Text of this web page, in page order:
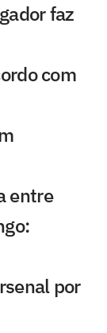
faz
com
entre
por